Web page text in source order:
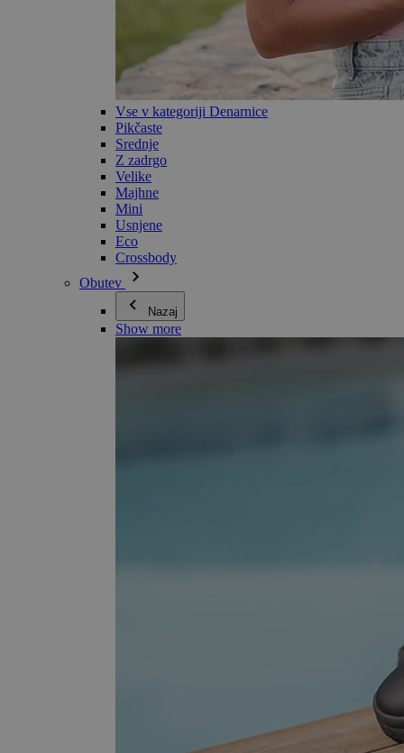
Vse v kategoriji Denarnice
Pikčaste
Srednje
Z zadrgo
Velike
Majhne
Mini
Usnjene
Eco
Crossbody
Obutev
Nazaj
Show more